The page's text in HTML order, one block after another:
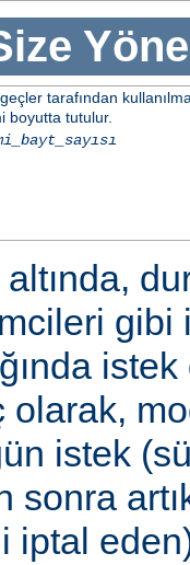
tarafından
boyutta tutulur.
olarak,
istek
sonra
iptal